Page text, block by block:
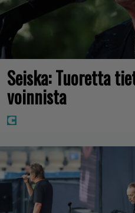
Seiska: Tuoretta
voinnista